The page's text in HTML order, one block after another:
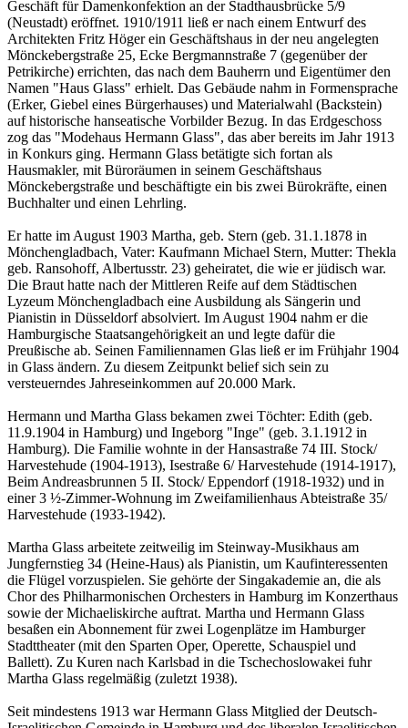
Geschäft für Damenkonfektion an der Stadthausbrücke 5/9
(Neustadt) eröffnet. 1910/1911 ließ er nach einem Entwurf des
Architekten Fritz Höger ein Geschäftshaus in der neu angelegten
Mönckebergstraße 25, Ecke Bergmannstraße 7 (gegenüber der
Petrikirche) errichten, das nach dem Bauherrn und Eigentümer den
Namen "Haus Glass" erhielt. Das Gebäude nahm in Formensprache
(Erker, Giebel eines Bürgerhauses) und Materialwahl (Backstein)
auf historische hanseatische Vorbilder Bezug. In das Erdgeschoss
zog das "Modehaus Hermann Glass", das aber bereits im Jahr 1913
in Konkurs ging. Hermann Glass betätigte sich fortan als
Hausmakler, mit Büroräumen in seinem Geschäftshaus
Mönckebergstraße und beschäftigte ein bis zwei Bürokräfte, einen
Buchhalter und einen Lehrling.
Er hatte im August 1903 Martha, geb. Stern (geb. 31.1.1878 in
Mönchengladbach, Vater: Kaufmann Michael Stern, Mutter: Thekla
geb. Ransohoff, Albertusstr. 23) geheiratet, die wie er jüdisch war.
Die Braut hatte nach der Mittleren Reife auf dem Städtischen
Lyzeum Mönchengladbach eine Ausbildung als Sängerin und
Pianistin in Düsseldorf absolviert. Im August 1904 nahm er die
Hamburgische Staatsangehörigkeit an und legte dafür die
Preußische ab. Seinen Familiennamen Glas ließ er im Frühjahr 1904
in Glass ändern. Zu diesem Zeitpunkt belief sich sein zu
versteuerndes Jahreseinkommen auf 20.000 Mark.
Hermann und Martha Glass bekamen zwei Töchter: Edith (geb.
11.9.1904 in Hamburg) und Ingeborg "Inge" (geb. 3.1.1912 in
Hamburg). Die Familie wohnte in der Hansastraße 74 III. Stock/
Harvestehude (1904-1913), Isestraße 6/ Harvestehude (1914-1917),
Beim Andreasbrunnen 5 II. Stock/ Eppendorf (1918-1932) und in
einer 3 ½-Zimmer-Wohnung im Zweifamilienhaus Abteistraße 35/
Harvestehude (1933-1942).
Martha Glass arbeitete zeitweilig im Steinway-Musikhaus am
Jungfernstieg 34 (Heine-Haus) als Pianistin, um Kaufinteressenten
die Flügel vorzuspielen. Sie gehörte der Singakademie an, die als
Chor des Philharmonischen Orchesters in Hamburg im Konzerthaus
sowie der Michaeliskirche auftrat. Martha und Hermann Glass
besaßen ein Abonnement für zwei Logenplätze im Hamburger
Stadttheater (mit den Sparten Oper, Operette, Schauspiel und
Ballett). Zu Kuren nach Karlsbad in die Tschechoslowakei fuhr
Martha Glass regelmäßig (zuletzt 1938).
Seit mindestens 1913 war Hermann Glass Mitglied der Deutsch-